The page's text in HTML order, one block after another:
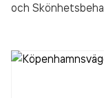
och